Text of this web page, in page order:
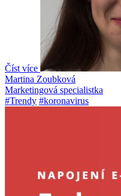
Číst více
Martina Zoubková
Marketingová specialistka
#Trendy #koronavirus